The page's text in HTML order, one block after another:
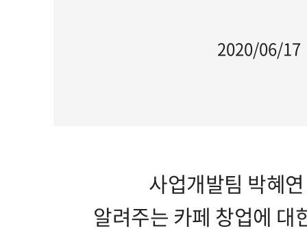
2020/06/17
사업개발팀 박혜
알려주는 카페 창업에 대